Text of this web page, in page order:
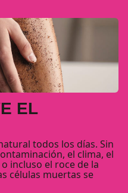
EL
todos los días. Sin
el clima, el
incluso el roce de la
células muertas se